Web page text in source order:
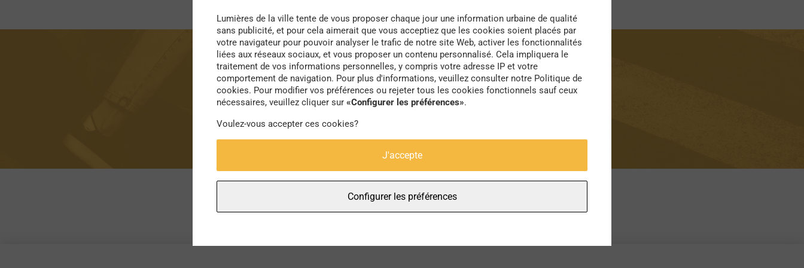
Participative
Lumières de la ville tente de vous proposer chaque jour une information urbaine de qualité
sans publicité, et pour cela aimerait que vous acceptiez que les cookies soient placés par
votre navigateur pour pouvoir analyser le trafic de notre site Web, activer les fonctionnalités
liées aux réseaux sociaux, et vous proposer un contenu personnalisé. Cela impliquera le
traitement de vos informations personnelles, y compris votre adresse IP et votre
comportement de navigation. Pour plus d'informations, veuillez consulter notre Politique de
cookies. Pour modifier vos préférences ou rejeter tous les cookies fonctionnels sauf ceux
nécessaires, veuillez cliquer sur «Configurer les préférences».
Voulez-vous accepter ces cookies?
J'accepte
Configurer les préférences